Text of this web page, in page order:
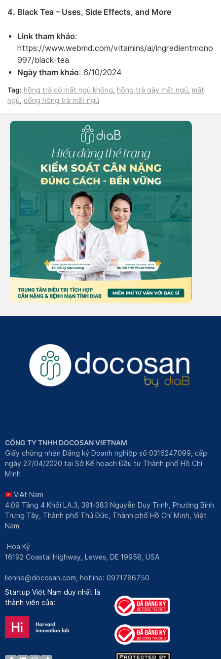
4. Black Tea – Uses, Side Effects, and More
Link tham khảo:
https://www.webmd.com/vitamins/ai/ingredientmono-
997/black-tea
Ngày tham khảo: 6/10/2024
Tag: hồng trà có mất ngủ không hồng trà gây mất ngủ
mất
ngủ
uống hông trà mất ngủ
CÔNG TY TNHH DOCOSAN VIETNAM
Giấy chứng nhận Đăng ký Doanh nghiệp số 0316247099, cấp
ngày 27/04/2020 tại Sở Kế hoạch Đầu tư Thành phố Hồ Chí
Minh
Việt Nam
4.09 Tầng 4 Khối LA.3, 381-383 Nguyễn Duy Trinh, Phường Bình
Trưng Tây, Thành phố Thủ Đức, Thành phố Hồ Chí Minh, Việt
Nam
Hoa Kỳ
16192 Coastal Highway, Lewes, DE 19958, USA
lienhe@docosan.com , hotline: 0971786750
Startup Việt Nam duy nhất là
thành viên của: